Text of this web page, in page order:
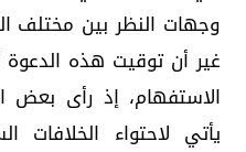
وجهات النظر بين مختلف
غير أن توقيت هذه الدعوة
الاستفهام، إذ رأى بعض
يأتي لاحتواء الخلافات